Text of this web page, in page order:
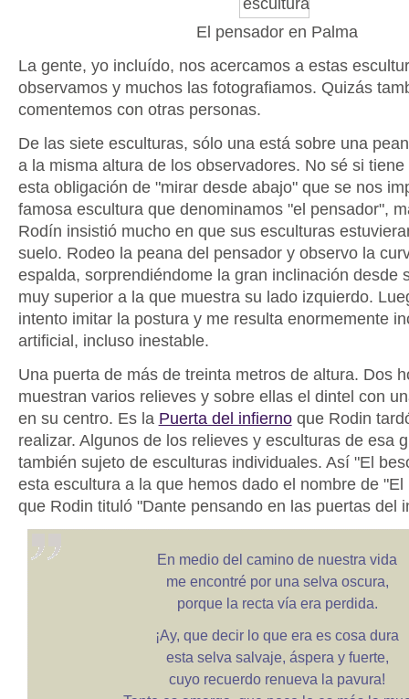
El pensador en Palma
La gente, yo incluído, nos acercamos a estas
observamos y muchos las fotografiamos. Quizás
comentemos con otras personas.
De las siete esculturas, sólo una está sobre una
a la misma altura de los observadores. No sé si
esta obligación de "mirar desde abajo" que se nos
famosa escultura que denominamos "el pensador",
Rodín insistió mucho en que sus esculturas
suelo. Rodeo la peana del pensador y observo la
espalda, sorprendiéndome la gran inclinación desde
muy superior a la que muestra su lado izquierdo.
intento imitar la postura y me resulta enormemente
artificial, incluso inestable.
Una puerta de más de treinta metros de altura. Dos
muestran varios relieves y sobre ellas el dintel con
en su centro. Es la Puerta del infiernoque Rodin
realizar. Algunos de los relieves y esculturas de esa
también sujeto de esculturas individuales. Así "El
esta escultura a la que hemos dado el nombre de "El
que Rodin tituló "Dante pensando en las puertas del
En medio del camino de nuestra vida
me encontré por una selva oscura,
porque la recta vía era perdida.
¡Ay, que decir lo que era es cosa dura
esta selva salvaje, áspera y fuerte,
cuyo recuerdo renueva la pavura!